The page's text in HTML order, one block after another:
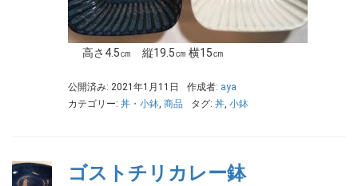
高さ4.5㎝ 縦19.5㎝ 横15㎝
公開済み: 2021年1月11日 作成者: aya
カテゴリー: 丼・小鉢, 商品 タグ: 丼, 小鉢
ゴストチリカレー鉢